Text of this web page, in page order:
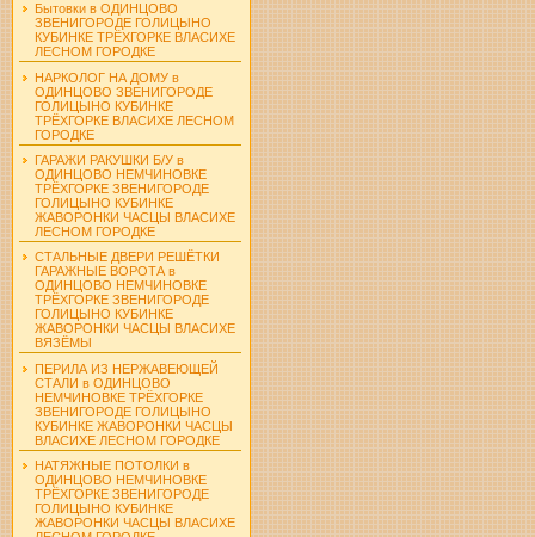
Бытовки в ОДИНЦОВО
ЗВЕНИГОРОДЕ ГОЛИЦЫНО
КУБИНКЕ ТРЁХГОРКЕ ВЛАСИХЕ
ЛЕСНОМ ГОРОДКЕ
НАРКОЛОГ НА ДОМУ в
ОДИНЦОВО ЗВЕНИГОРОДЕ
ГОЛИЦЫНО КУБИНКЕ
ТРЁХГОРКЕ ВЛАСИХЕ ЛЕСНОМ
ГОРОДКЕ
ГАРАЖИ РАКУШКИ Б/У в
ОДИНЦОВО НЕМЧИНОВКЕ
ТРЁХГОРКЕ ЗВЕНИГОРОДЕ
ГОЛИЦЫНО КУБИНКЕ
ЖАВОРОНКИ ЧАСЦЫ ВЛАСИХЕ
ЛЕСНОМ ГОРОДКЕ
СТАЛЬНЫЕ ДВЕРИ РЕШЁТКИ
ГАРАЖНЫЕ ВОРОТА в
ОДИНЦОВО НЕМЧИНОВКЕ
ТРЁХГОРКЕ ЗВЕНИГОРОДЕ
ГОЛИЦЫНО КУБИНКЕ
ЖАВОРОНКИ ЧАСЦЫ ВЛАСИХЕ
ВЯЗЁМЫ
ПЕРИЛА ИЗ НЕРЖАВЕЮЩЕЙ
СТАЛИ в ОДИНЦОВО
НЕМЧИНОВКЕ ТРЁХГОРКЕ
ЗВЕНИГОРОДЕ ГОЛИЦЫНО
КУБИНКЕ ЖАВОРОНКИ ЧАСЦЫ
ВЛАСИХЕ ЛЕСНОМ ГОРОДКЕ
НАТЯЖНЫЕ ПОТОЛКИ в
ОДИНЦОВО НЕМЧИНОВКЕ
ТРЁХГОРКЕ ЗВЕНИГОРОДЕ
ГОЛИЦЫНО КУБИНКЕ
ЖАВОРОНКИ ЧАСЦЫ ВЛАСИХЕ